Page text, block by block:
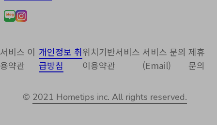
서비스 이
용약관
개인정보 취
급방침
위치기반서비스
이용약관
서비스 문의
(Email)
제휴
문의
© 2021 Hometips inc. All rights reserved.